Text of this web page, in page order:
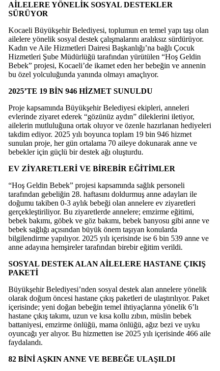
AİLELERE YÖNELİK SOSYAL DESTEKLER
SÜRÜYOR
Kocaeli Büyükşehir Belediyesi, toplumun en temel yapı taşı olan
ailelere yönelik sosyal destek çalışmalarını aralıksız sürdürüyor.
Kadın ve Aile Hizmetleri Dairesi Başkanlığı’na bağlı Çocuk
Hizmetleri Şube Müdürlüğü tarafından yürütülen “Hoş Geldin
Bebek” projesi, Kocaeli’de ikamet eden her bebeğin ve annenin
bu özel yolculuğunda yanında olmayı amaçlıyor.
2025’TE 19 BİN 946 HİZMET SUNULDU
Proje kapsamında Büyükşehir Belediyesi ekipleri, anneleri
evlerinde ziyaret ederek “gözünüz aydın” dileklerini iletiyor,
ailelerin mutluluğuna ortak oluyor ve özenle hazırlanan hediyeleri
takdim ediyor. 2025 yılı boyunca toplam 19 bin 946 hizmet
sunulan proje, her gün ortalama 70 aileye dokunarak anne ve
bebekler için güçlü bir destek ağı oluşturdu.
EV ZİYARETLERİ VE BİREBİR EĞİTİMLER
“Hoş Geldin Bebek” projesi kapsamında sağlık personeli
tarafından gebeliğin 28. haftasını doldurmuş anne adayları ile
doğumu takiben 0-3 aylık bebeği olan annelere ev ziyaretleri
gerçekleştiriliyor. Bu ziyaretlerde annelere; emzirme eğitimi,
bebek bakımı, göbek ve göz bakımı, bebek banyosu gibi anne ve
bebek sağlığı açısından büyük önem taşıyan konularda
bilgilendirme yapılıyor. 2025 yılı içerisinde ise 6 bin 539 anne ve
anne adayına hemşireler tarafından birebir eğitim verildi.
SOSYAL DESTEK ALAN AİLELERE HASTANE ÇIKIŞ
PAKETİ
Büyükşehir Belediyesi’nden sosyal destek alan annelere yönelik
olarak doğum öncesi hastane çıkış paketleri de ulaştırılıyor. Paket
içerisinde; yeni doğan bebeğin temel ihtiyaçlarına yönelik 6’lı
hastane çıkış takımı, uzun ve kısa kollu zıbın, müslin bebek
battaniyesi, emzirme önlüğü, mama önlüğü, ağız bezi ve uyku
oyuncağı yer alıyor. Bu hizmetten ise 2025 yılı içerisinde 466 aile
faydalandı.
82 BİNİ AŞKIN ANNE VE BEBEĞE ULAŞILDI